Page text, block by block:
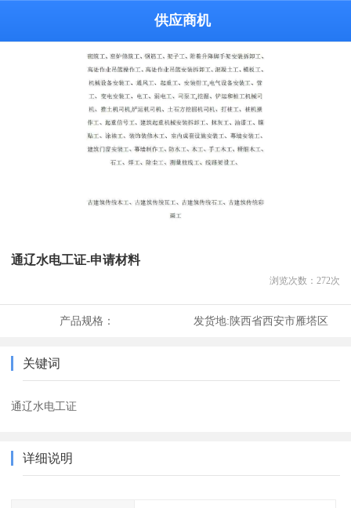
供应商机
通辽水电工证-申请材料
浏览次数： 272次
产品规格： 发货地:陕西省西安市雁塔区
关键词
通辽水电工证
详细说明